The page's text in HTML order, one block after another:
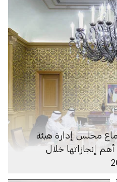
مجلس إدارة هيئة
إنجازاتها خلال